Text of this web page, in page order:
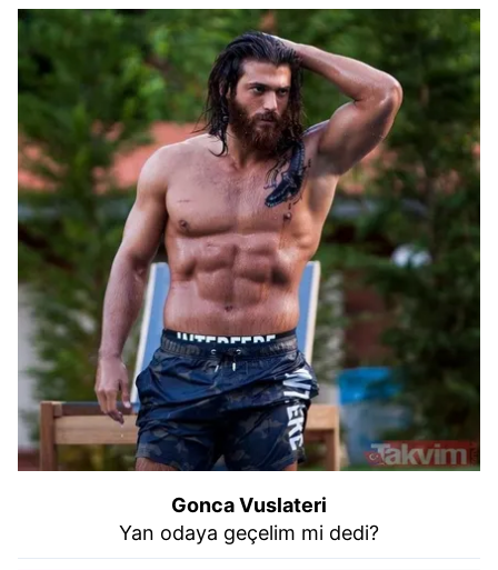
Gonca Vuslateri
Yan odaya geçelim mi dedi?